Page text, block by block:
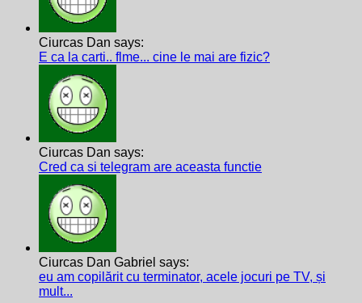
Ciurcas Dan says:
E ca la carti.. flme... cine le mai are fizic?
Ciurcas Dan says:
Cred ca si telegram are aceasta functie
Ciurcas Dan Gabriel says:
eu am copilărit cu terminator, acele jocuri pe TV, și
mult...